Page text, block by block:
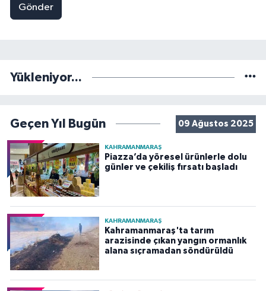
Gönder
Yükleniyor...
Geçen Yıl Bugün 09 Ağustos 2025
KAHRAMANMARAŞ
Piazza’da yöresel ürünlerle dolu
günler ve çekiliş fırsatı başladı
KAHRAMANMARAŞ
Kahramanmaraş'ta tarım
arazisinde çıkan yangın ormanlık
alana sıçramadan söndürüldü